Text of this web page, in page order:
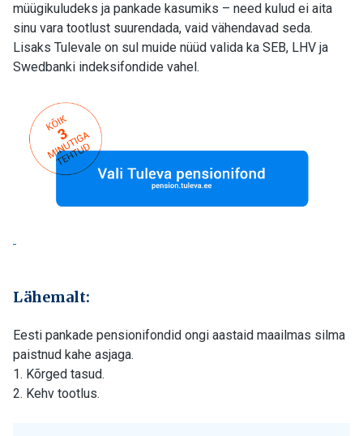
müügikuludeks ja pankade kasumiks – need kulud ei aita
sinu vara tootlust suurendada, vaid vähendavad seda.
Lisaks Tulevale on sul muide nüüd valida ka SEB, LHV ja
Swedbanki indeksifondide vahel.
Lähemalt:
Eesti pankade pensionifondid ongi aastaid maailmas silma
paistnud kahe asjaga.
1. Kõrged tasud.
2. Kehv tootlus.